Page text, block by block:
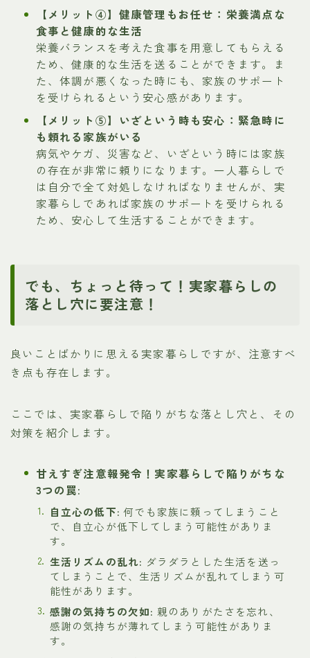
【メリット④】健康管理もお任せ：栄養満点な
食事と健康的な生活
栄養バランスを考えた食事を用意してもらえる
ため、健康的な生活を送ることができます。ま
た、体調が悪くなった時にも、家族のサポート
を受けられるという安心感があります。
【メリット⑤】いざという時も安心：緊急時に
も頼れる家族がいる
病気やケガ、災害など、いざという時には家族
の存在が非常に頼りになります。一人暮らしで
は自分で全て対処しなければなりませんが、実
家暮らしであれば家族のサポートを受けられる
ため、安心して生活することができます。
でも、ちょっと待って！実家暮らしの
落とし穴に要注意！
良いことばかりに思える実家暮らしですが、注意すべ
き点も存在します。
ここでは、実家暮らしで陥りがちな落とし穴と、その
対策を紹介します。
甘えすぎ注意報発令！実家暮らしで陥りがちな
3つの罠:
自立心の低下: 何でも家族に頼ってしまうこと
で、自立心が低下してしまう可能性がありま
す。
生活リズムの乱れ: ダラダラとした生活を送っ
てしまうことで、生活リズムが乱れてしまう可
能性があります。
感謝の気持ちの欠如: 親のありがたさを忘れ、
感謝の気持ちが薄れてしまう可能性がありま
す。